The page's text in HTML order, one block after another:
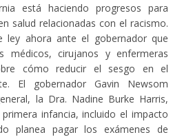
está haciendo progresos para
salud relacionadas con el racismo.
ley ahora ante el gobernador que
médicos, cirujanos y enfermeras
cómo reducir el sesgo en el
El gobernador Gavin Newsom
la Dra. Nadine Burke Harris,
infancia, incluido el impacto
planea pagar los exámenes de